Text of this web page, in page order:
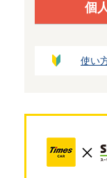
個
使い